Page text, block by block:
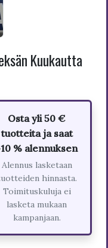
Kuukautta
Osta yli 50 €
tuotteita ja saat
% alennuksen
Alennus lasketaan
hinnasta.
Toimituskuluja ei
lasketa mukaan
kampanjaan.